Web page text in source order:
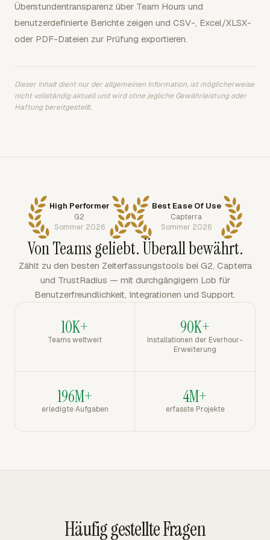
Überstundentransparenz über Team Hours und
benutzerdefinierte Berichte zeigen und CSV-, Excel/XLSX-
oder PDF-Dateien zur Prüfung exportieren.
Dieser Inhalt dient nur der allgemeinen Information, ist möglicherweise
nicht vollständig aktuell und wird ohne jegliche Gewährleistung oder
Haftung bereitgestellt.
High Performer
G2
Sommer 2026
Best Ease Of Use
Capterra
Sommer 2026
Von Teams geliebt. Überall bewährt.
Zählt zu den besten Zeiterfassungstools bei G2, Capterra
und TrustRadius — mit durchgängigem Lob für
Benutzerfreundlichkeit, Integrationen und Support.
10K+
Teams weltweit
90K+
Installationen der Everhour-
Erweiterung
196M+
erledigte Aufgaben
4M+
erfasste Projekte
Häufig gestellte Fragen